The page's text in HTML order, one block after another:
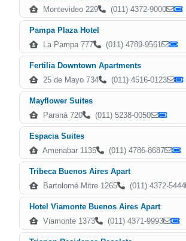
Montevideo 229
(011) 4372-9000
Pampa Plaza Hotel
La Pampa 777
(011) 4789-9561
Fertilia Downtown Apartments
25 de Mayo 734
(011) 4516-0123
Mayflower Suites
Paraná 720
(011) 5238-0050
Espacia Suites
Amenabar 1135
(011) 4786-8687
Tribeca Buenos Aires Apart
Bartolomé Mitre 1265
(011) 4372-5444
Hotel Viamonte Buenos Aires Apart
Viamonte 1373
(011) 4371-9993